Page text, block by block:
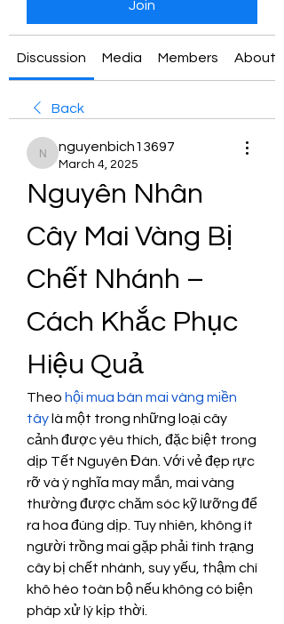
Join
Discussion Media Members About
Back
nguyenbich13697
nguyenbich13697
March 4, 2025
Nguyên Nhân
Cây Mai Vàng Bị
Chết Nhánh –
Cách Khắc Phục
Hiệu Quả
Theo hội mua bán mai vàng miền
tây là một trong những loại cây
cảnh được yêu thích, đặc biệt trong
dịp Tết Nguyên Đán. Với vẻ đẹp rực
rỡ và ý nghĩa may mắn, mai vàng
thường được chăm sóc kỹ lưỡng để
ra hoa đúng dịp. Tuy nhiên, không ít
người trồng mai gặp phải tình trạng
cây bị chết nhánh, suy yếu, thậm chí
khô héo toàn bộ nếu không có biện
pháp xử lý kịp thời.